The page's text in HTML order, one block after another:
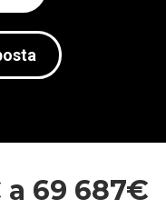
a 69 687€